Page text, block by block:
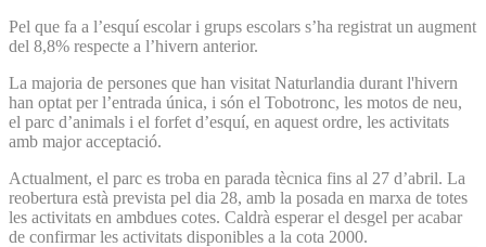
Pel que fa a l’esquí escolar i grups escolars s’ha registrat un augment
del 8,8% respecte a l’hivern anterior.
La majoria de persones que han visitat Naturlandia durant l'hivern
han optat per l’entrada única, i són el Tobotronc, les motos de neu,
el parc d’animals i el forfet d’esquí, en aquest ordre, les activitats
amb major acceptació.
Actualment, el parc es troba en parada tècnica fins al 27 d’abril. La
reobertura està prevista pel dia 28, amb la posada en marxa de totes
les activitats en ambdues cotes. Caldrà esperar el desgel per acabar
de confirmar les activitats disponibles a la cota 2000.